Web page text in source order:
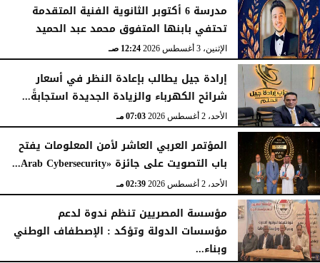
مدرسة 6 أكتوبر الثانوية الفنية المتقدمة
تحتفي بابنها المتفوق محمد عبد الحميد
الإثنين، 3 أغسطس 2026 12:24 صـ
إرادة جيل يطالب بإعادة النظر في أسعار
شرائح الكهرباء والزيادة الجديدة استجابةً...
الأحد، 2 أغسطس 2026 07:03 مـ
المؤتمر العربي العاشر لأمن المعلومات يفتح
باب التصويت على جائزة «Arab Cybersecurity...
الأحد، 2 أغسطس 2026 02:39 مـ
مؤسسة المصريين تنظم ندوة لدعم
مؤسسات الدولة وتؤكد : الإصطفاف الوطني
وبناء...